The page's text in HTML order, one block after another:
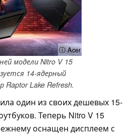
ⓘ Acer
модели Nitro V 15
14-ядерный
Raptor Lake Refresh.
один из своих дешевых 15-
Теперь Nitro V 15
оснащен дисплеем с